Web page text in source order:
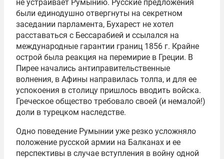
не устраивает Румынию. Русские предложения
были единодушно отвергнуты на секретном
заседании парламента, Бухарест не хотел
расставаться с Бессарабией и ссылался на
международные гарантии границ 1856 г. Крайне
острой была реакция на перемирие в Греции. В
Пирее начались антиправительственные
волнения, в Афины направилась толпа, и для ее
успокоения в столицу пришлось вводить войска.
Греческое общество требовало своей (и немалой!)
доли в турецком наследстве.
Одно поведение Румынии уже резко усложняло
положение русской армии на Балканах и ее
перспективы в случае вступления в войну одной